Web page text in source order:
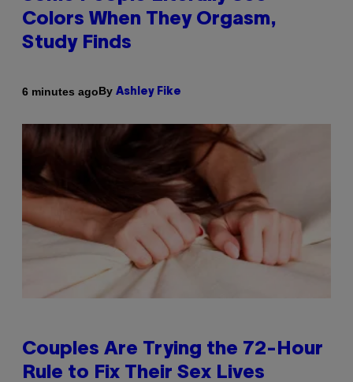
Colors When They Orgasm,
Study Finds
6 minutes agoBy Ashley Fike
Couples Are Trying the 72-Hour
Rule to Fix Their Sex Lives